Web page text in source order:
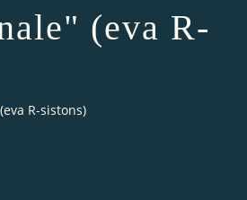
(eva R-
R-sistons)